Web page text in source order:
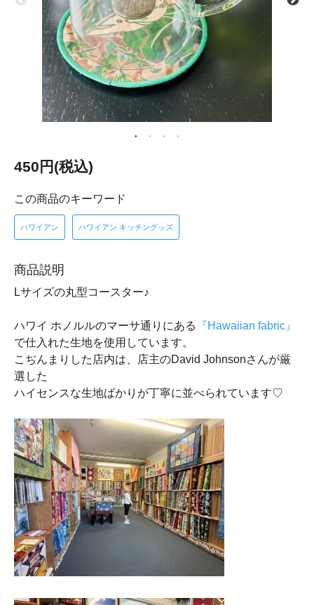
450円(税込)
この商品のキーワード
ハワイアン ハワイアン キッチングッズ
商品説明
Lサイズの丸型コースター♪
ハワイ ホノルルのマーサ通りにある
『Hawaiian fabric』
で仕入れた生地を使用しています。
こぢんまりした店内は、店主のDavid Johnsonさんが厳
選した
ハイセンスな生地ばかりが丁寧に並べられています♡